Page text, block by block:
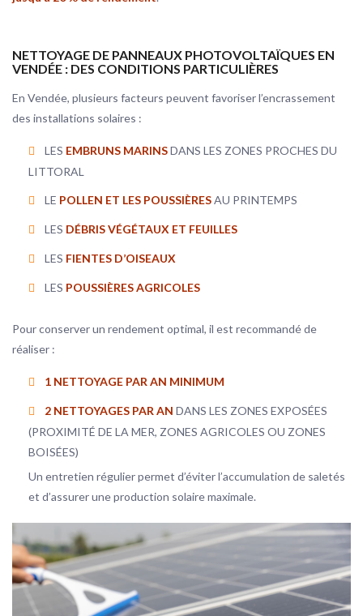
NETTOYAGE DE PANNEAUX PHOTOVOLTAÏQUES EN
VENDÉE : DES CONDITIONS PARTICULIÈRES
En Vendée, plusieurs facteurs peuvent favoriser l’encrassement
des installations solaires :
LES EMBRUNS MARINSDANS LES ZONES PROCHES DU
LITTORAL
LE POLLEN ET LES POUSSIÈRESAU PRINTEMPS
LES DÉBRIS VÉGÉTAUX ET FEUILLES
LES FIENTES D’OISEAUX
LES POUSSIÈRES AGRICOLES
Pour conserver un rendement optimal, il est recommandé de
réaliser :
1 NETTOYAGE PAR AN MINIMUM
2 NETTOYAGES PAR AN DANS LES ZONES EXPOSÉES
(PROXIMITÉ DE LA MER, ZONES AGRICOLES OU ZONES
BOISÉES)
Un entretien régulier permet d’éviter l’accumulation de saletés
et d’assurer une production solaire maximale.